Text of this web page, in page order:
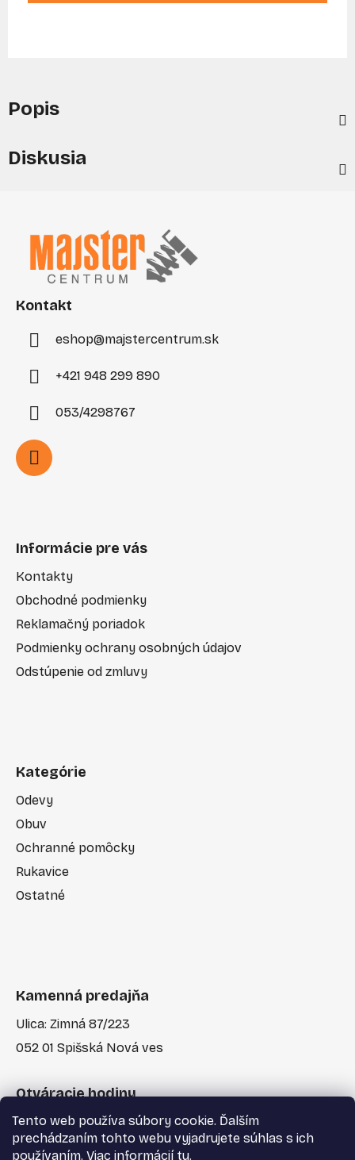
Tento web používa súbory cookie. Ďalším
prechádzaním tohto webu vyjadrujete súhlas s ich
používaním. Viac informácií tu.
Popis
Diskusia
Kontakt
eshop@majstercentrum.sk
+421 948 299 890
053/4298767
Informácie pre vás
Kontakty
Obchodné podmienky
Reklamačný poriadok
Podmienky ochrany osobných údajov
Odstúpenie od zmluvy
Kategórie
Odevy
Obuv
Ochranné pomôcky
Rukavice
Ostatné
Kamenná predajňa
Ulica: Zimná 87/223
052 01 Spišská Nová ves
Otváracie hodiny
Po-Pia: 7:30 - 17:00